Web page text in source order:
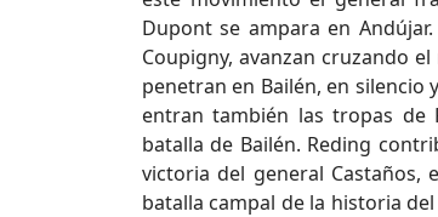
Dupont se ampara en
Coupigny, avanzan cruzando
penetran en Bailén, en silencio
entran también las tropas de
batalla de Bailén. Reding
victoria del general Castaños,
batalla campal de la historia